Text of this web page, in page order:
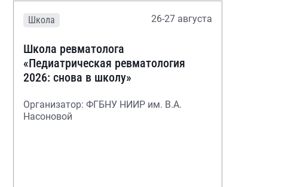
Школа 26-27 августа
Школа ревматолога
«Педиатрическая ревматология
2026: снова в школу»
Организатор: ФГБНУ НИИР им. В.А.
Насоновой